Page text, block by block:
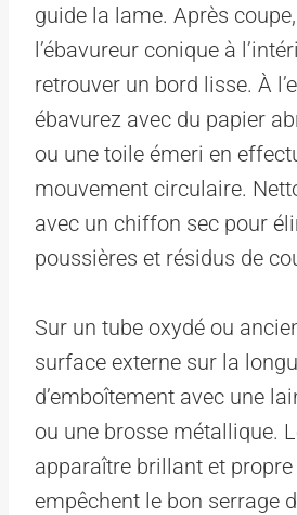
guide la lame. Après
l’ébavureur conique à
retrouver un bord lisse. À
ébavurez avec du papier
ou une toile émeri en
mouvement circulaire.
avec un chiffon sec pour
poussières et résidus de
Sur un tube oxydé ou
surface externe sur la
d’emboîtement avec une
ou une brosse métallique.
apparaître brillant et propre
empêchent le bon serrage